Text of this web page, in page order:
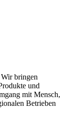
bringen
und
mit Mensch,
Betrieben